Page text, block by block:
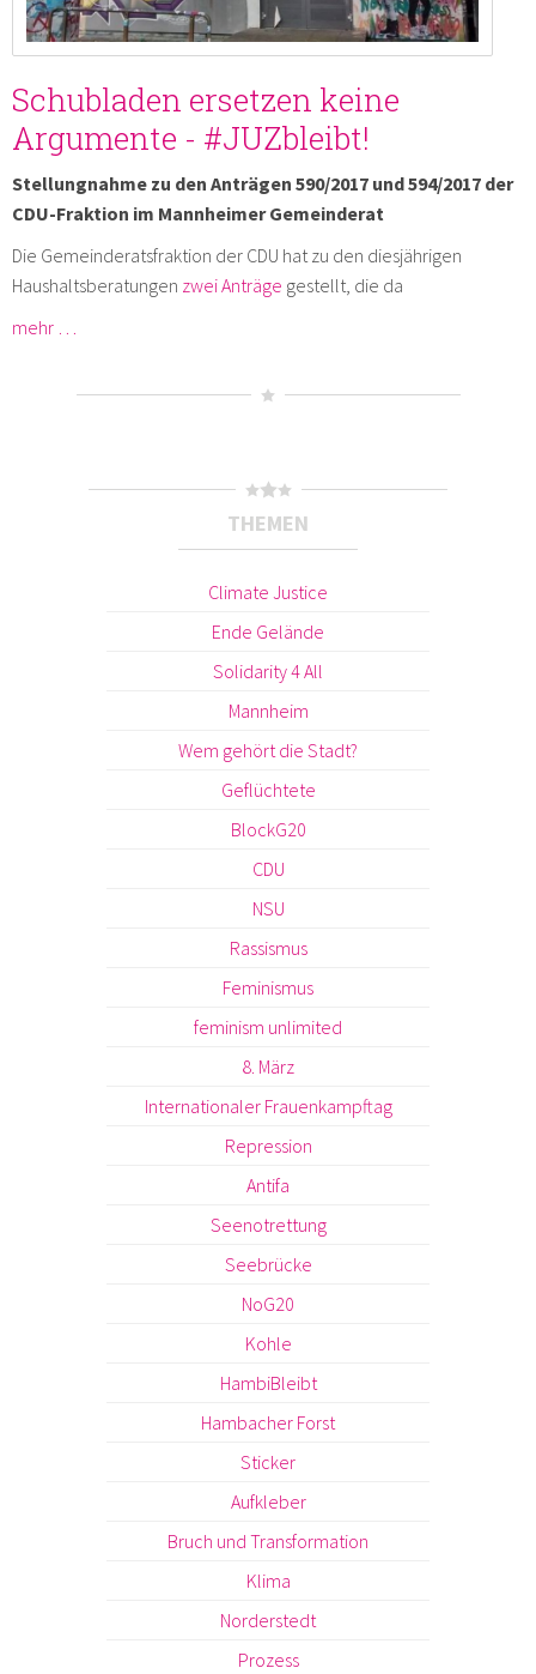
Schubladen ersetzen keine
Argumente - #JUZbleibt!
Stellungnahme zu den Anträgen 590/2017 und 594/2017 der
CDU-Fraktion im Mannheimer Gemeinderat
Die Gemeinderatsfraktion der CDU hat zu den diesjährigen
Haushaltsberatungen zweiAnträge gestellt, die da
mehr …
THEMEN
Climate Justice
Ende Gelände
Solidarity 4 All
Mannheim
Wem gehört die Stadt?
Geflüchtete
BlockG20
CDU
NSU
Rassismus
Feminismus
feminism unlimited
8. März
Internationaler Frauenkampftag
Repression
Antifa
Seenotrettung
Seebrücke
NoG20
Kohle
HambiBleibt
Hambacher Forst
Sticker
Aufkleber
Bruch und Transformation
Klima
Norderstedt
Prozess